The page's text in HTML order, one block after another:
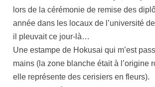
lors de la cérémonie de remise des
année dans les locaux de l’université
il pleuvait ce jour-là…
Une estampe de Hokusai qui m’est
mains (la zone blanche était à l’origine
elle représente des cerisiers en fleurs).